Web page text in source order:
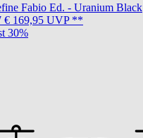
Fabio Ed. - Uranium Black
€ 169,95 UVP **
30%